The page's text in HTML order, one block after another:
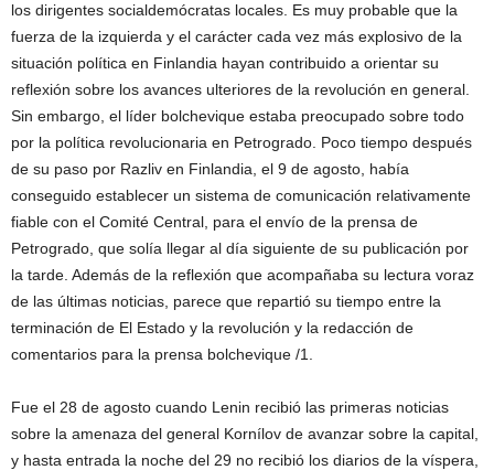
los dirigentes socialdemócratas locales. Es muy probable que la
fuerza de la izquierda y el carácter cada vez más explosivo de la
situación política en Finlandia hayan contribuido a orientar su
reflexión sobre los avances ulteriores de la revolución en general.
Sin embargo, el líder bolchevique estaba preocupado sobre todo
por la política revolucionaria en Petrogrado. Poco tiempo después
de su paso por Razliv en Finlandia, el 9 de agosto, había
conseguido establecer un sistema de comunicación relativamente
fiable con el Comité Central, para el envío de la prensa de
Petrogrado, que solía llegar al día siguiente de su publicación por
la tarde. Además de la reflexión que acompañaba su lectura voraz
de las últimas noticias, parece que repartió su tiempo entre la
terminación de El Estado y la revolución y la redacción de
comentarios para la prensa bolchevique /1.
Fue el 28 de agosto cuando Lenin recibió las primeras noticias
sobre la amenaza del general Kornílov de avanzar sobre la capital,
y hasta entrada la noche del 29 no recibió los diarios de la víspera,